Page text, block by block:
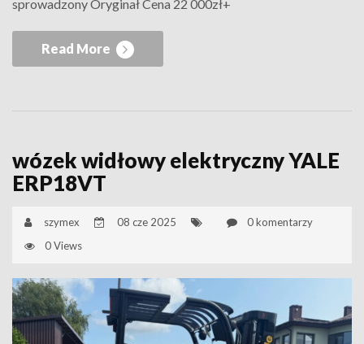
sprowadzony Oryginał Cena 22 000zł+
Read More
wózek widłowy elektryczny YALE
ERP18VT
szymex 08 cze 2025
0 komentarzy
0 Views